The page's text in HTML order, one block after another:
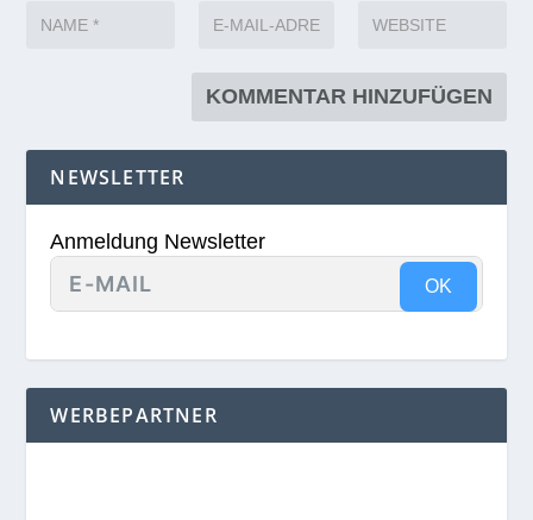
NEWSLETTER
Anmeldung Newsletter
OK
WERBEPARTNER